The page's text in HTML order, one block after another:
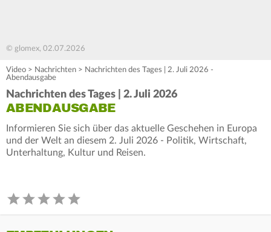
© glomex, 02.07.2026
Video > Nachrichten > Nachrichten des Tages | 2. Juli 2026 -
Abendausgabe
Nachrichten des Tages | 2. Juli 2026
ABENDAUSGABE
Informieren Sie sich über das aktuelle Geschehen in Europa
und der Welt an diesem 2. Juli 2026 - Politik, Wirtschaft,
Unterhaltung, Kultur und Reisen.